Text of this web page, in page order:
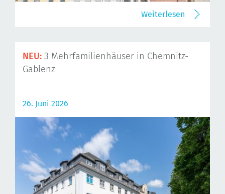
Weiterlesen
NEU: 3 Mehrfamilienhäuser in Chemnitz-
Gablenz
26. Juni 2026